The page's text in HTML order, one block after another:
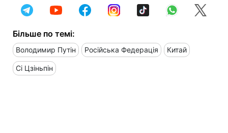
Більше по темі:
Володимир Путін Російська Федерація Китай
Сі Цзіньпін